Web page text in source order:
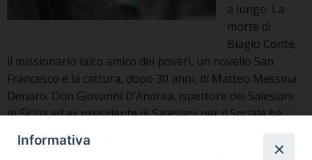
a lungo. La
morte di
Biagio Conte,
il missionario laico amico dei poveri, un novello San
Francesco e la cattura, dopo 30 anni, di Matteo Messina
Denaro. Don Giovanni D’Andrea, ispettore dei Salesiani
in Sicilia ed ex presidente di Salesiani per il Sociale ha
conosciuto bene fratel Biagio, negli anni in …
readingFratel
»
Informativa